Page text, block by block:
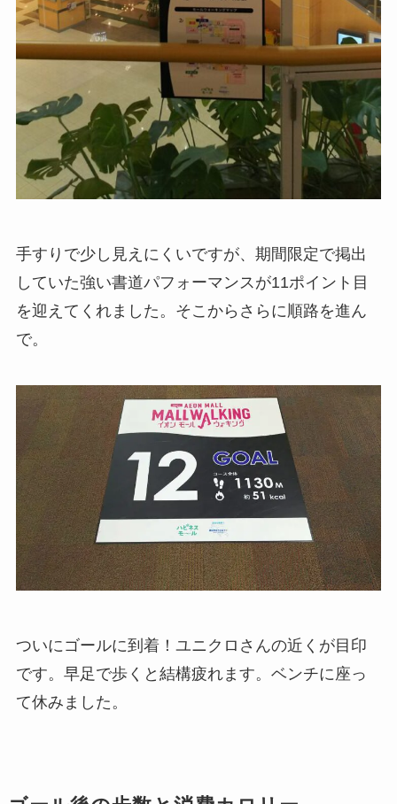
手すりで少し見えにくいですが、期間限定で掲出
していた強い書道パフォーマンスが11ポイント目
を迎えてくれました。そこからさらに順路を進ん
で。
ついにゴールに到着！ユニクロさんの近くが目印
です。早足で歩くと結構疲れます。ベンチに座っ
て休みました。